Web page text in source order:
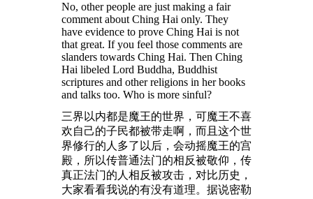
No, other people are just making a fair
comment about Ching Hai only. They
have evidence to prove Ching Hai is not
that great. If you feel those comments are
slanders towards Ching Hai. Then Ching
Hai libeled Lord Buddha, Buddhist
scriptures and other religions in her books
and talks too. Who is more sinful?
三界以内都是魔王的世界，可魔王不喜
欢自己的子民都被带走啊，而且这个世
界修行的人多了以后，会动摇魔王的宫
殿，所以传普通法门的相反被敬仰，传
真正法门的人相反被攻击，对比历史，
大家看看我说的有没有道理。据说密勒